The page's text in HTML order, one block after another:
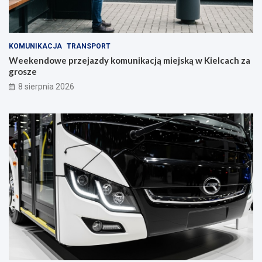
S
t
w
c
z
y
e
KOMUNIKACJA TRANSPORT
Weekendowe przejazdy komunikacją miejską w Kielcach za
grosze
8 sierpnia 2026